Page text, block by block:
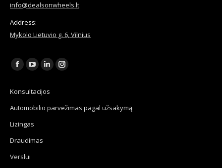
info@dealsonwheels.lt
Address:
Mykolo Lietuvio g. 6, Vilnius
Find us on:
Facebook
opens
in
new
YouTube
opens
in
new
Linkedin
opens
in
Instagram
in
Konsultacijos
Automobilio parvežimas pagal užsakymą
Lizingas
Draudimas
Verslui